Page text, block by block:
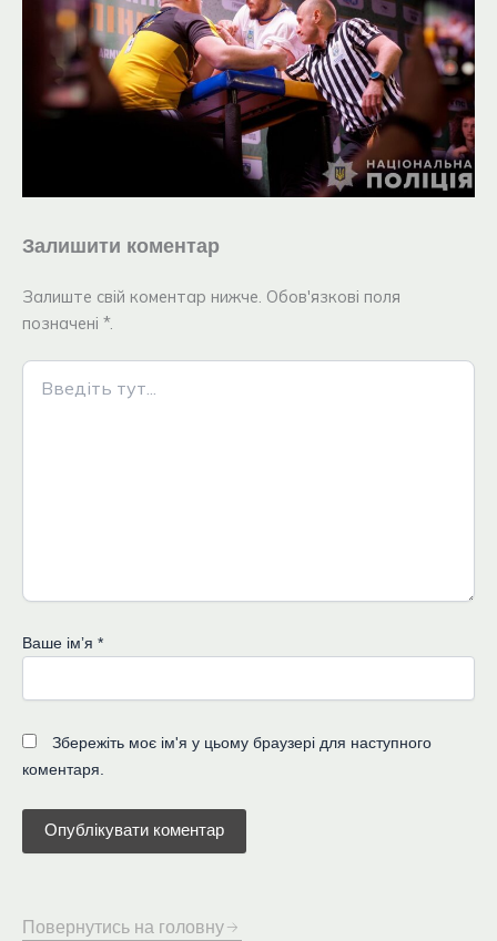
Залишити коментар
Залиште свій коментар нижче. Обов'язкові поля
позначені *.
Введіть
тут...
Ваше імʼя *
Збережіть моє ім'я у цьому браузері для наступного
коментаря.
Повернутись на головну